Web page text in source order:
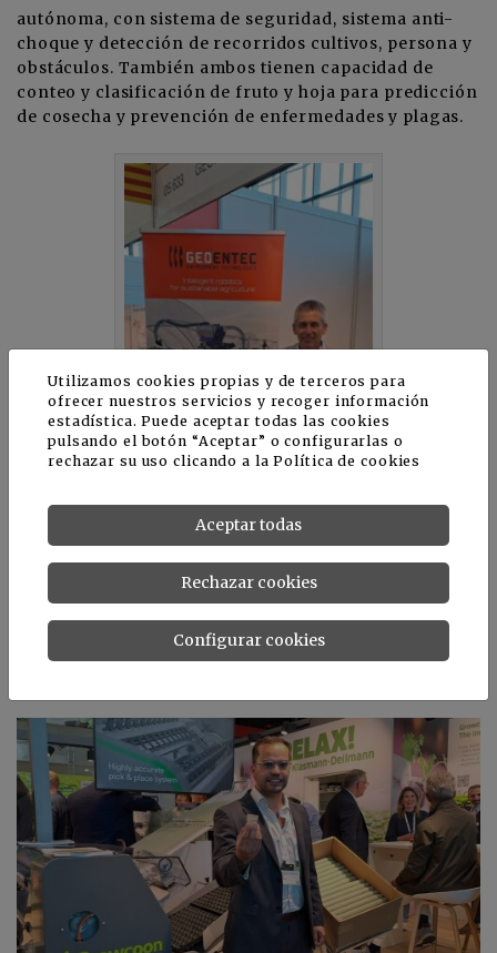
autónoma, con sistema de seguridad, sistema anti-
choque y detección de recorridos cultivos, persona y
obstáculos. También ambos tienen capacidad de
conteo y clasificación de fruto y hoja para predicción
de cosecha y prevención de enfermedades y plagas.
AndoniGutiérrez, encargado de
Utilizamos cookies propias y de terceros para
ofrecer nuestros servicios y recoger información
estadística. Puede aceptar todas las cookies
pulsando el botón “Aceptar” o configurarlas o
rechazar su uso clicando a laPolítica de cookies
Aceptar todas
Rechazar cookies
Configurar cookies